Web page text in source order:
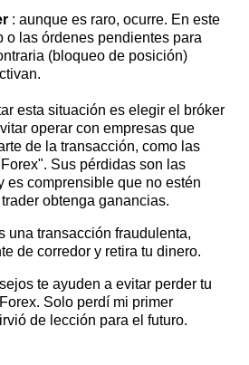
: aunque es raro, ocurre. En este
o las órdenes pendientes para
(bloqueo de posición)
esta situación es elegir el bróker
operar con empresas que
de la transacción, como las
Sus pérdidas son las
es comprensible que no estén
obtenga ganancias.
una transacción fraudulenta,
de corredor y retira tu dinero.
te ayuden a evitar perder tu
Solo perdí mi primer
de lección para el futuro.